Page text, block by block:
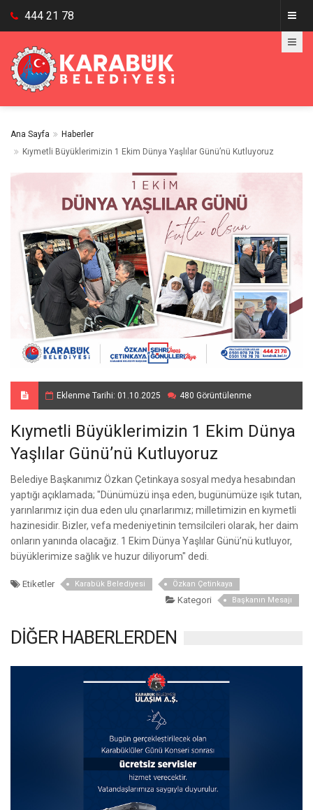
444 21 78
Ana Sayfa
Haberler
Kıymetli Büyüklerimizin 1 Ekim Dünya Yaşlılar Günü’nü Kutluyoruz
Eklenme Tarihi: 01.10.2025 480 Görüntülenme
Kıymetli Büyüklerimizin 1 Ekim Dünya
Yaşlılar Günü’nü Kutluyoruz
Belediye Başkanımız Özkan Çetinkaya sosyal medya hesabından
yaptığı açıklamada; "Dünümüzü inşa eden, bugünümüze ışık tutan,
yarınlarımız için dua eden ulu çınarlarımız; milletimizin en kıymetli
hazinesidir. Bizler, vefa medeniyetinin temsilcileri olarak, her daim
onların yanında olacağız. 1 Ekim Dünya Yaşlılar Günü’nü kutluyor,
büyüklerimize sağlık ve huzur diliyorum" dedi.
Etiketler Karabük Belediyesi Özkan Çetinkaya
Kategori Başkanın Mesajı
DİĞER HABERLERDEN